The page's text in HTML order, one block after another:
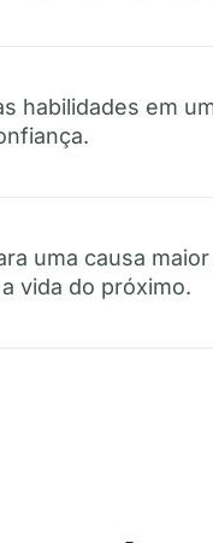
habilidades em
uma causa
vida do próximo.